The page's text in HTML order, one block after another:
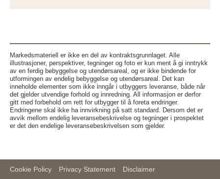
Markedsmateriell er ikke en del av kontraktsgrunnlaget. Alle
illustrasjoner, perspektiver, tegninger og foto er kun ment å gi inntrykk
av en ferdig bebyggelse og utendørsareal, og er ikke bindende for
utformingen av endelig bebyggelse og utendørsareal. Det kan
inneholde elementer som ikke inngår i utbyggers leveranse, både når
det gjelder utvendige forhold og innredning. All informasjon er derfor
gitt med forbehold om rett for utbygger til å foreta endringer.
Endringene skal ikke ha innvirkning på satt standard. Dersom det er
avvik mellom endelig leveransebeskrivelse og tegninger i prospektet
er det den endelige leveransebeskrivelsen som gjelder.
Cookie Policy Privacy Statement Disclaimer